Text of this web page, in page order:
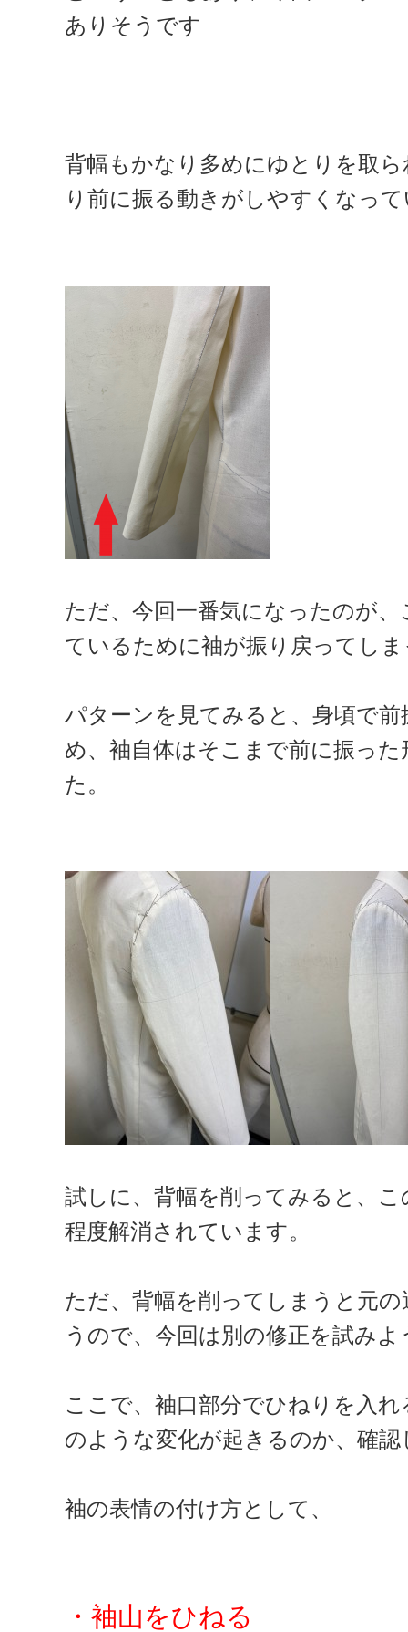
ありそうです
背幅もかなり多めにゆとりを取
り前に振る動きがしやすくなっ
ただ、今回一番気になったのが
ているために袖が振り戻ってし
パターンを見てみると、身頃で
め、袖自体はそこまで前に振っ
た。
試しに、背幅を削ってみると、
程度解消されています。
ただ、背幅を削ってしまうと元
うので、今回は別の修正を試み
ここで、袖口部分でひねりを入
のような変化が起きるのか、確
袖の表情の付け方として、
・袖山をひねる